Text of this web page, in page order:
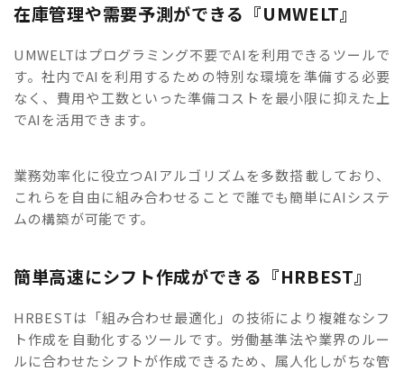
在庫管理や需要予測ができる『UMWELT』
UMWELTはプログラミング不要でAIを利用できるツールで
す。社内でAIを利用するための特別な環境を準備する必要
なく、費用や工数といった準備コストを最小限に抑えた上
でAIを活用できます。
業務効率化に役立つAIアルゴリズムを多数搭載しており、
これらを自由に組み合わせることで誰でも簡単にAIシステ
ムの構築が可能です。
簡単高速にシフト作成ができる『HRBEST』
HRBESTは「組み合わせ最適化」の技術により複雑なシフ
ト作成を自動化するツールです。労働基準法や業界のルー
ルに合わせたシフトが作成できるため、属人化しがちな管